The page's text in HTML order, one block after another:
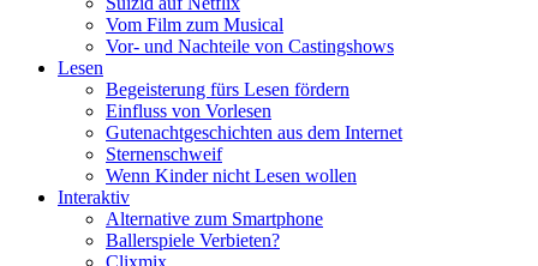
Vom Film zum Musical
Vor- und Nachteile von Castingshows
Lesen
Begeisterung fürs Lesen fördern
Einfluss von Vorlesen
Gutenachtgeschichten aus dem Internet
Sternenschweif
Wenn Kinder nicht Lesen wollen
Interaktiv
Alternative zum Smartphone
Ballerspiele Verbieten?
Clixmix